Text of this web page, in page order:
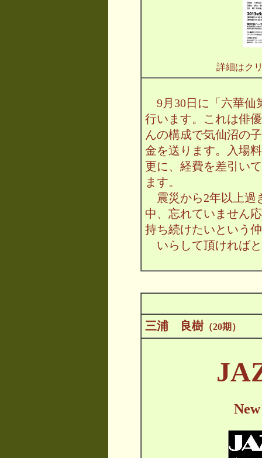
詳細はク
9月30日に「六華仙
行います。これは俳
んの構成で気仙沼の
金を送ります。入場
更に、経費を差引い
ます。
震災から2年以上過
中、忘れていません
持ち続けたいという
いらして頂ければ
三浦 良樹（20期）